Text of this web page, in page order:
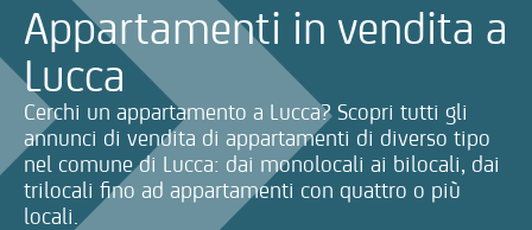
Appartamenti in vendita a
Lucca
Cerchi un appartamento a Lucca? Scopri tutti gli
annunci di vendita di appartamenti di diverso tipo
nel comune di Lucca: dai monolocali ai bilocali, dai
trilocali fino ad appartamenti con quattro o più
locali.